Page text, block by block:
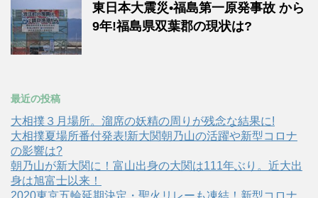
東日本大震災•福島第一原発事故 から
9年!福島県双葉郡の現状は?
最近の投稿
大相撲３月場所。溜席の妖精の周りが残念な結果に!
大相撲夏場所番付発表!新大関朝乃山の活躍や新型コロナ
の影響は?
朝乃山が新大関に！富山出身の大関は111年ぶり。近大出
身は旭富士以来！
2020東京五輪延期決定・聖火リレーも凍結！新型コロナ